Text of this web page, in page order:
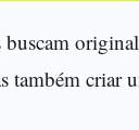
também criar